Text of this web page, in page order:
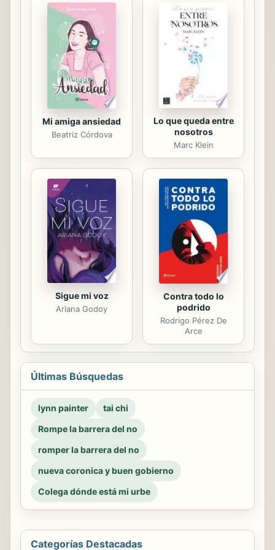
Rhysand, una guerra inminente
acecha y un mal mucho más
peligroso que cualquier reina
amenaza con destruir todo lo que
Feyre alguna vez intentó proteger.
Ella podría ser la...
Mi amiga ansiedad
Beatriz Córdova
Lo que queda entre
nosotros
Marc Klein
Sigue mi voz
Ariana Godoy
Contra todo lo
podrido
Rodrigo Pérez De
Arce
Últimas Búsquedas
lynn painter
tai chi
Rompe la barrera del no
romper la barrera del no
nueva coronica y buen gobierno
Colega dónde está mi urbe
Categorías Destacadas